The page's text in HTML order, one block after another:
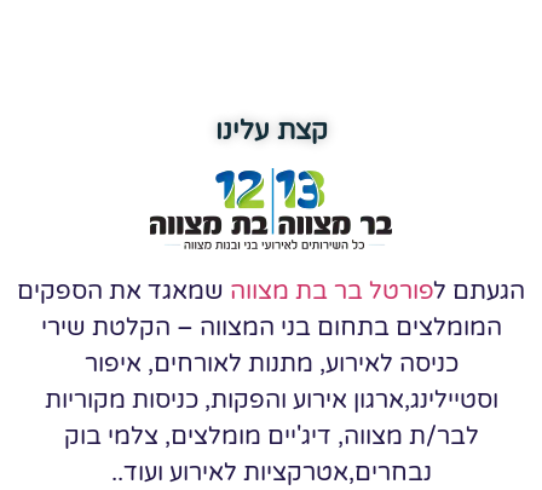
קצת עלינו
הגעתם לפורטל בר בת מצווה שמאגד את הספקים
המומלצים בתחום בני המצווה – הקלטת שירי
כניסה לאירוע, מתנות לאורחים, איפור
וסטיילינג,ארגון אירוע והפקות, כניסות מקוריות
לבר/ת מצווה, דיג'יים מומלצים, צלמי בוק
נבחרים,אטרקציות לאירוע ועוד..